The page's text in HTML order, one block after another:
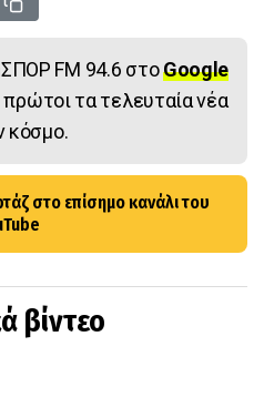
FM 94.6 στοGoogle
πρώτοι τα τελευταία νέα
κόσμο.
στο επίσημο κανάλι του
βίντεο